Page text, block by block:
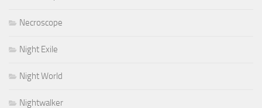
Necroscope
Night Exile
Night World
Nightwalker